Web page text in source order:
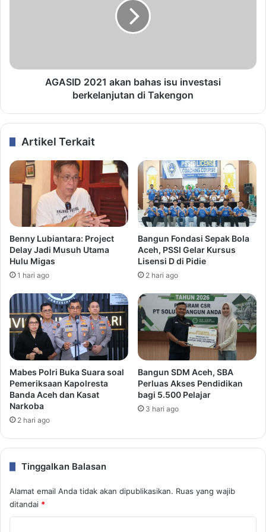
AGASID 2021 akan bahas isu investasi
berkelanjutan di Takengon
Artikel Terkait
Benny Lubiantara: Project
Delay Jadi Musuh Utama
Hulu Migas
1 hari ago
Bangun Fondasi Sepak Bola
Aceh, PSSI Gelar Kursus
Lisensi D di Pidie
2 hari ago
Mabes Polri Buka Suara soal
Pemeriksaan Kapolresta
Banda Aceh dan Kasat
Narkoba
2 hari ago
Bangun SDM Aceh, SBA
Perluas Akses Pendidikan
bagi 5.500 Pelajar
3 hari ago
Tinggalkan Balasan
Alamat email Anda tidak akan dipublikasikan. Ruas yang wajib
ditandai *